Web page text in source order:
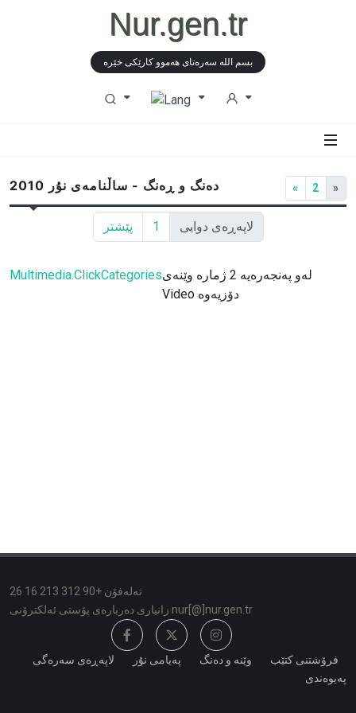
Nur.gen.tr
بسم الله سەرەتای هەموو كارێكی خێرە
دەنگ و ڕەنگ - ساڵنامەی نۇر 2010 « 2 »
پێشتر 1 لاپەڕەی دوایی
Multimedia.ClickCategoriesلەو پەنجەرەیە 2 ژمارە وێنەی
Video دۆزیەوە
تەلەفۆن +90 312 213 16 26
زانیاری دەربارەی پۆستی ئەلكترۆنی nur[@]nur.gen.tr
لاپەڕەی سەرەگی پەیامی نۇر وێنە و دەنگ
فرۆشتنی کتێب
پەیوەندی